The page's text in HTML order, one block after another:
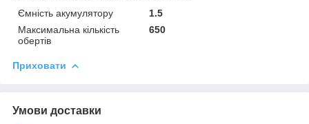
Ємність акумулятору
1.5
Максимальна кількість
обертів
650
Приховати
Умови доставки